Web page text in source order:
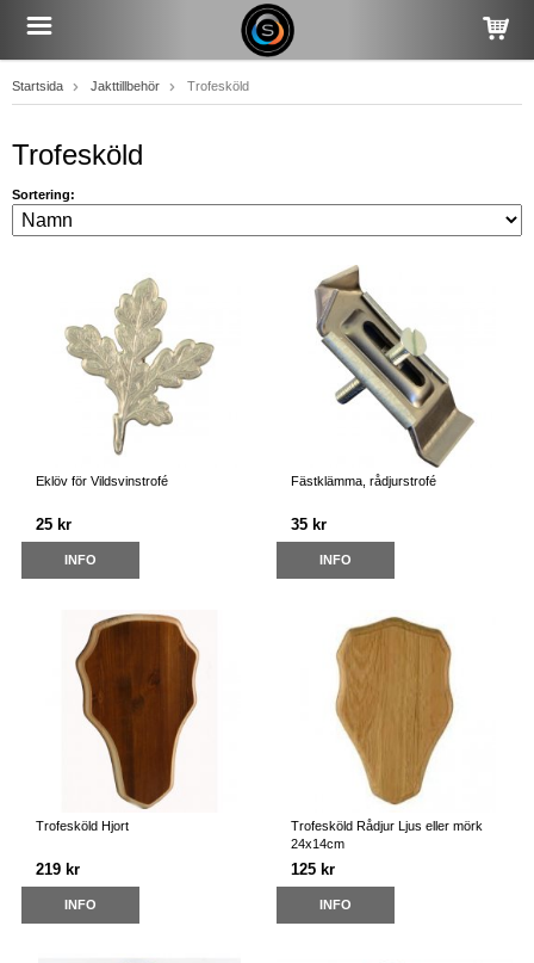
Startsida Jakttillbehör Trofesköld
Trofesköld
Sortering:
Eklöv för Vildsvinstrofé
25 kr
INFO
Fästklämma, rådjurstrofé
35 kr
INFO
Trofesköld Hjort
219 kr
INFO
Trofesköld Rådjur Ljus eller mörk
24x14cm
125 kr
INFO